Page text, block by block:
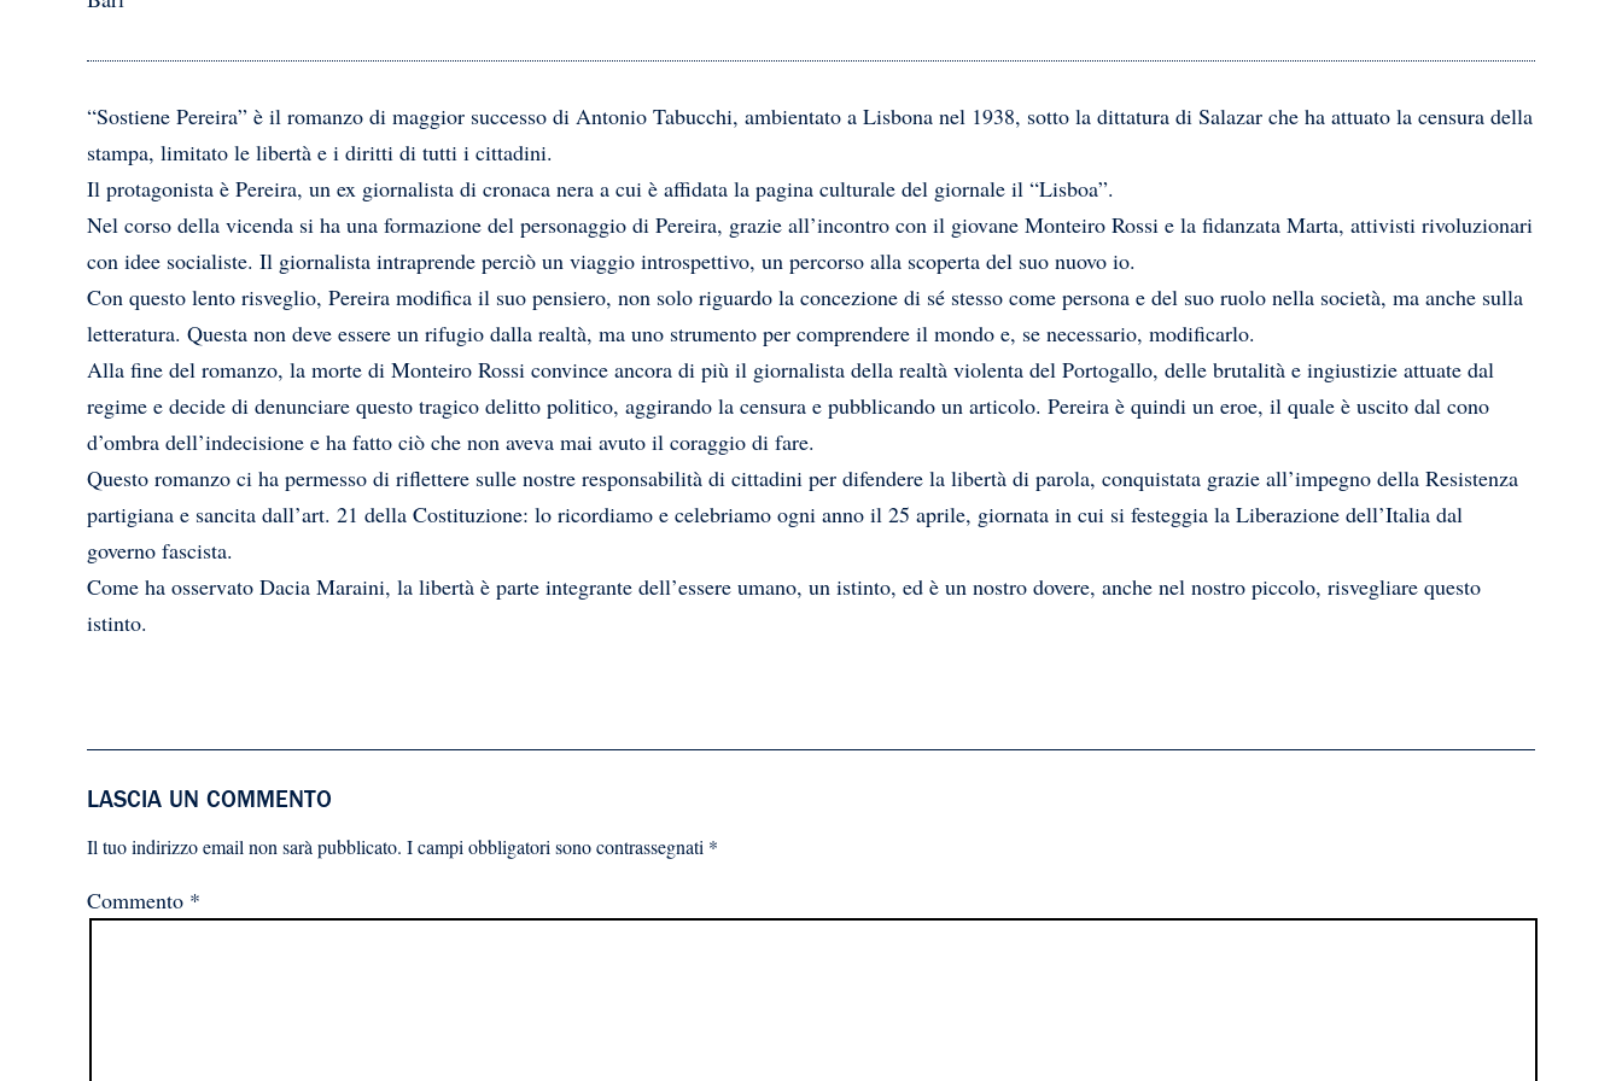
“Sostiene Pereira” è il romanzo di maggior successo di Antonio Tabucchi, ambientato a Lisbona nel 1938, sotto la dittatura di Salazar che ha attuato la censura della
stampa, limitato le libertà e i diritti di tutti i cittadini.
Il protagonista è Pereira, un ex giornalista di cronaca nera a cui è affidata la pagina culturale del giornale il “Lisboa”.
Nel corso della vicenda si ha una formazione del personaggio di Pereira, grazie all’incontro con il giovane Monteiro Rossi e la fidanzata Marta, attivisti rivoluzionari
con idee socialiste. Il giornalista intraprende perciò un viaggio introspettivo, un percorso alla scoperta del suo nuovo io.
Con questo lento risveglio, Pereira modifica il suo pensiero, non solo riguardo la concezione di sé stesso come persona e del suo ruolo nella società, ma anche sulla
letteratura. Questa non deve essere un rifugio dalla realtà, ma uno strumento per comprendere il mondo e, se necessario, modificarlo.
Alla fine del romanzo, la morte di Monteiro Rossi convince ancora di più il giornalista della realtà violenta del Portogallo, delle brutalità e ingiustizie attuate dal
regime e decide di denunciare questo tragico delitto politico, aggirando la censura e pubblicando un articolo. Pereira è quindi un eroe, il quale è uscito dal cono
d’ombra dell’indecisione e ha fatto ciò che non aveva mai avuto il coraggio di fare.
Questo romanzo ci ha permesso di riflettere sulle nostre responsabilità di cittadini per difendere la libertà di parola, conquistata grazie all’impegno della Resistenza
partigiana e sancita dall’art. 21 della Costituzione: lo ricordiamo e celebriamo ogni anno il 25 aprile, giornata in cui si festeggia la Liberazione dell’Italia dal
governo fascista.
Come ha osservato Dacia Maraini, la libertà è parte integrante dell’essere umano, un istinto, ed è un nostro dovere, anche nel nostro piccolo, risvegliare questo
istinto.
LASCIA UN COMMENTO
Il tuo indirizzo email non sarà pubblicato. I campi obbligatori sono contrassegnati *
Commento *